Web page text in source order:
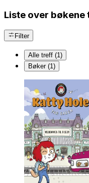
Liste over bøkene
Filter
Alle treff (1)
Bøker (1)